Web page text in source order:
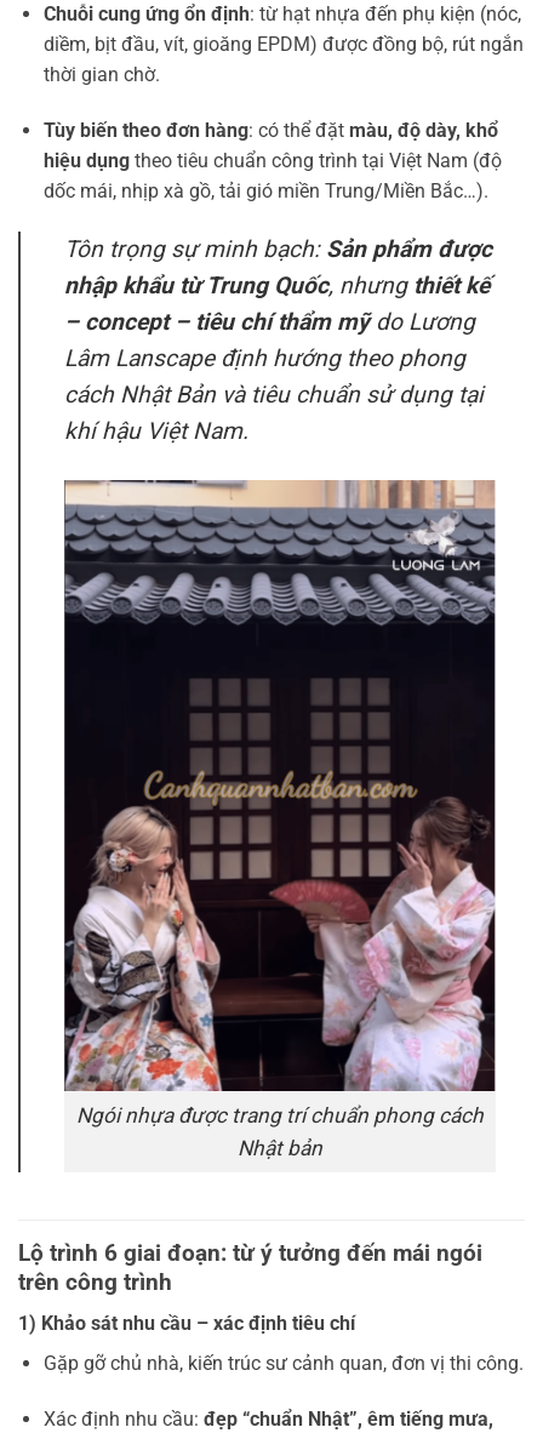
Chuỗi cung ứng ổn định: từ hạt nhựa đến phụ kiện (nóc,
diềm, bịt đầu, vít, gioăng EPDM) được đồng bộ, rút ngắn
thời gian chờ.
Tùy biến theo đơn hàng: có thể đặt màu, độ dày, khổ
hiệu dụngtheo tiêu chuẩn công trình tại Việt Nam (độ
dốc mái, nhịp xà gồ, tải gió miền Trung/Miền Bắc…).
Tôn trọng sự minh bạch: Sản phẩm được
nhập khẩu từ Trung Quốc, nhưng thiết kế
– concept – tiêu chí thẩm mỹdo Lương
Lâm Lanscape định hướng theo phong
cách Nhật Bản và tiêu chuẩn sử dụng tại
khí hậu Việt Nam.
Ngói nhựa được trang trí chuẩn phong cách
Nhật bản
Lộ trình 6 giai đoạn: từ ý tưởng đến mái ngói
trên công trình
1) Khảo sát nhu cầu – xác định tiêu chí
Gặp gỡ chủ nhà, kiến trúc sư cảnh quan, đơn vị thi công.
Xác định nhu cầu: đẹp “chuẩn Nhật”, êm tiếng mưa,